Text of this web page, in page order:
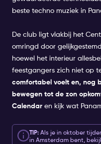
beste techno muziek in
De club ligt vlakbij het
omringd door
hoewel het interieur
feestgangers zich niet op
comfortabel voelt en, nog
bewegen tot de zon
Calendar en kijk wat
TIP: Als je in oktober
in Amsterdam bent,